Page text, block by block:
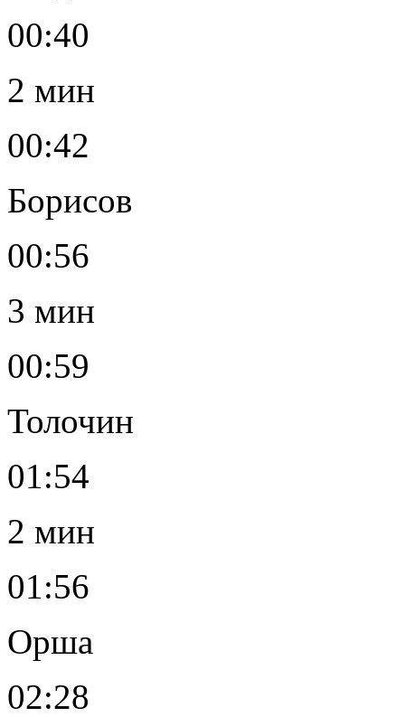
00:40
2 мин
00:42
Борисов
00:56
3 мин
00:59
Толочин
01:54
2 мин
01:56
Орша
02:28